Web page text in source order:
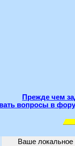
Прежде чем
вопросы в
Ваше